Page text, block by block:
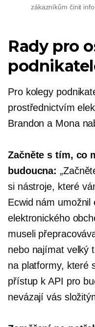
zákazníkům činit
Rady pro
Pro kolegy
prostřednictvím
Brandon a Mona
Začněte s tím, co
budoucna:
si nástroje, které
Ecwid nám umožnil
elektronického
museli
nebo najímat velký
na platformy, které
přístup k API pro
nevázají vás